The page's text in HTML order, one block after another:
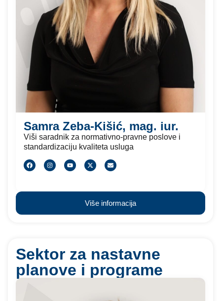
Samra Zeba-Kišić, mag. iur.
Viši saradnik za normativno-pravne poslove i
standardizaciju kvaliteta usluga
Više informacija
Sektor za nastavne
planove i programe